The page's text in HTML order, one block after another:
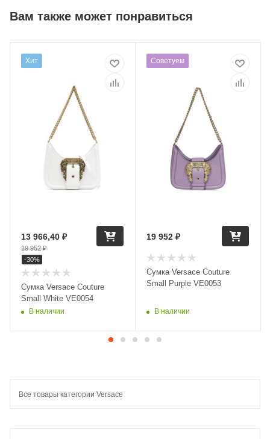
Вам также может понравиться
Хит
Сумка Versace Couture
Small White VE0054
В наличии
13 966,40 ₽
19 952₽
-30%
Советуем
Сумка Versace Couture
Small Purple VE0053
В наличии
19 952 ₽
Все товары категории Versace